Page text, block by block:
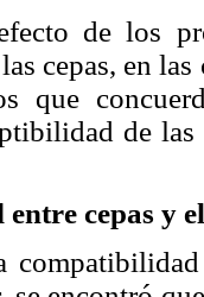
de los
cepas, en
que
de las
cepas y